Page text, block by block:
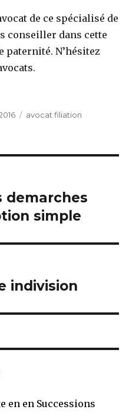
de ce spécialisé de
conseiller dans cette
paternité. N’hésitez
Catégories
avocat filiation
demarches
simple
indivision
en en Successions